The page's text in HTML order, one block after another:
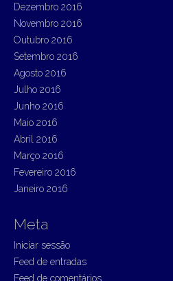
Dezembro 2016
Novembro 2016
Outubro 2016
Setembro 2016
Agosto 2016
Julho 2016
Junho 2016
Maio 2016
Abril 2016
Março 2016
Fevereiro 2016
Janeiro 2016
Meta
Iniciar sessão
Feed de entradas
Feed de comentários